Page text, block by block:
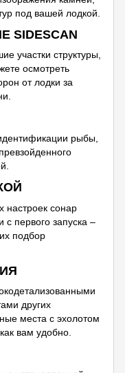
под вашей лодкой.
участки структуры,
осмотреть
от лодки за
рыбы,
настроек сонар
с первого запуска –
подбор
других
места с эхолотом
вам удобно.